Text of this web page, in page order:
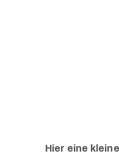
Hier eine